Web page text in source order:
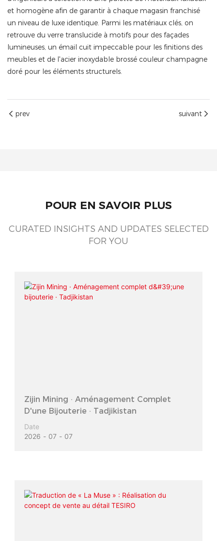
et homogène afin de garantir à chaque magasin franchisé
un niveau de luxe identique. Parmi les matériaux clés, on
retrouve du verre translucide à motifs pour des façades
lumineuses, un émail cuit impeccable pour les finitions des
meubles et de l'acier inoxydable brossé couleur champagne
doré pour les éléments structurels.
prev suivant
POUR EN SAVOIR PLUS
CURATED INSIGHTS AND UPDATES SELECTED
FOR YOU
Zijin Mining · Aménagement Complet
D'une Bijouterie · Tadjikistan
Date
2026
07 07